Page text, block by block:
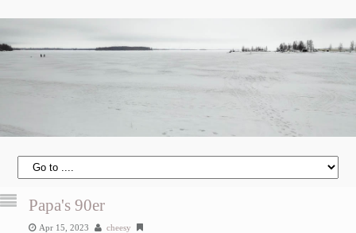
Papa's 90er
Apr 15, 2023 cheesy